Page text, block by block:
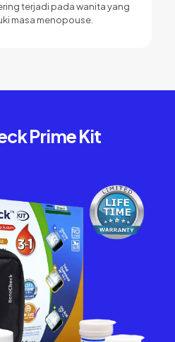
terjadi pada wanita yang
masa menopouse.
Prime Kit